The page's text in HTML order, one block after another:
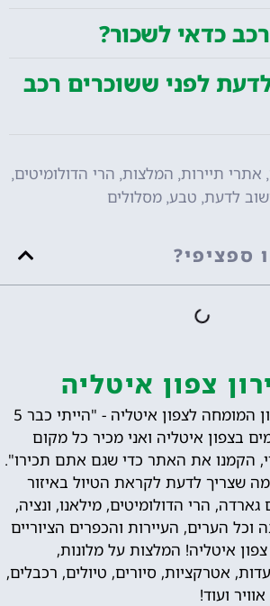
כדאי לשכור?
לפני ששוכרים רכב
, אתרי תיירות, המלצות, הרי הדולומיטים,
לדעת, טבע, מסלולים
ספציפי?
צפון איטליה
לירון המומחה לצפון איטליה - "הייתי כבר 5
בצפון איטליה ואני מכיר כל מקום
הקמנו את האתר כדי שגם אתם תכירו".
שצריך לדעת לקראת הטיול באיזור
גארדה, הרי הדולומיטים, מילאנו, ונציה,
וכל הערים, העיירות והכפרים הציוריים
איטליה! המלצות על מלונות,
אטרקציות, סיורים, טיולים, רכבלים,
ועוד!